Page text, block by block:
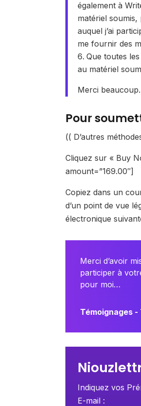
également à
matériel
auquel j’ai
me fournir des
Que toutes
au matériel
Merci beaucoup.
Pour
(( D’autres
Cliquez sur « Buy
amount=”169.00″]
Copiez dans un
d’un point de vue
électronique
Merci d’avoir
participer à
pour moi…
Témoignages -
Indiquez vos
E-mail :